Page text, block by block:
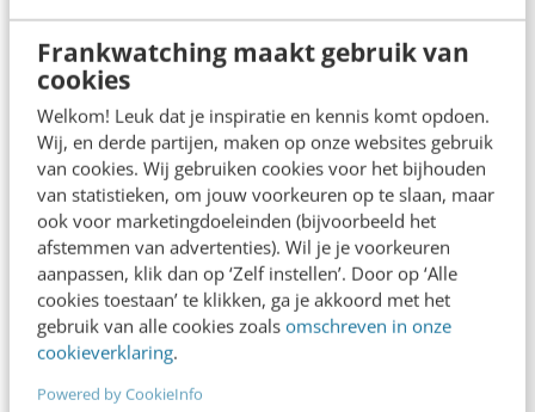
Frankwatching maakt gebruik van
cookies
Welkom! Leuk dat je inspiratie en kennis komt opdoen.
Wij, en derde partijen, maken op onze websites gebruik
van cookies. Wij gebruiken cookies voor het bijhouden
van statistieken, om jouw voorkeuren op te slaan, maar
ook voor marketingdoeleinden (bijvoorbeeld het
afstemmen van advertenties). Wil je je voorkeuren
aanpassen, klik dan op ‘Zelf instellen’. Door op ‘Alle
cookies toestaan’ te klikken, ga je akkoord met het
gebruik van alle cookies zoals omschreven in onze
cookieverklaring.
Powered by CookieInfo